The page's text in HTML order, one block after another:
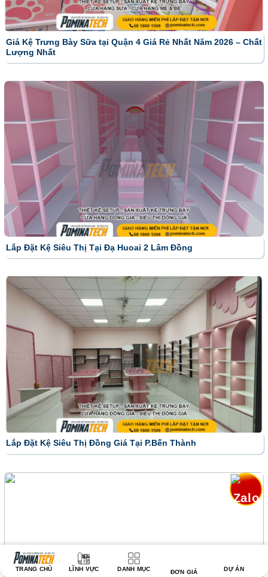
Giá Kệ Trưng Bày Sữa tại Quận 4 Giá Rẻ Nhất Năm 2026 – Chất
Lượng Nhất
Lắp Đặt Kệ Siêu Thị Tại Đạ Huoai 2 Lâm Đồng
Lắp Đặt Kệ Siêu Thị Đồng Giá Tại P.Bến Thành
TRANG CHỦ LĨNH VỰC DANH MỤC ĐƠN GIÁ DỰ ÁN